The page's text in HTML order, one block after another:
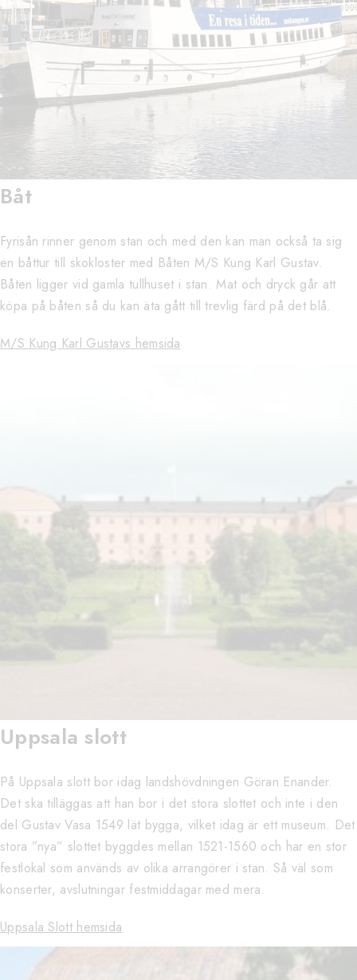
Båt
Fyrisån rinner genom stan och med den kan man också ta sig
en båttur till skokloster med Båten M/S Kung Karl Gustav.
Båten ligger vid gamla tullhuset i stan. Mat och dryck går att
köpa på båten så du kan äta gått till trevlig färd på det blå.
M/S Kung Karl Gustavs hemsida
Uppsala slott
På Uppsala slott bor idag landshövdningen Göran Enander.
Det ska tilläggas att han bor i det stora slottet och inte i den
del Gustav Vasa 1549 lät bygga, vilket idag är ett museum. Det
stora ”nya” slottet byggdes mellan 1521-1560 och har en stor
festlokal som används av olika arrangörer i stan. Så väl som
konserter, avslutningar festmiddagar med mera.
Uppsala Slott hemsida